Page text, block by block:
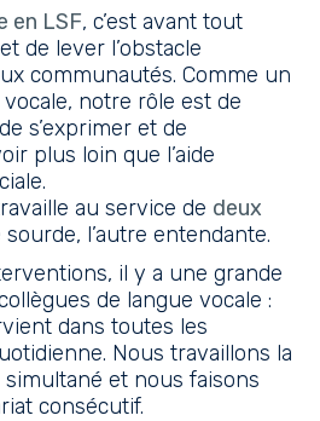
en LSF, c’est avant tout
de lever l’obstacle
communautés. Comme un
notre rôle est de
s’exprimer et de
plus loin que l’aide
au service de deux
sourde, l’autre entendante.
il y a une grande
de langue vocale :
dans toutes les
Nous travaillons la
et nous faisons
consécutif.